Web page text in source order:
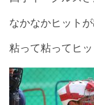
なかなかヒット
粘って粘ってヒ